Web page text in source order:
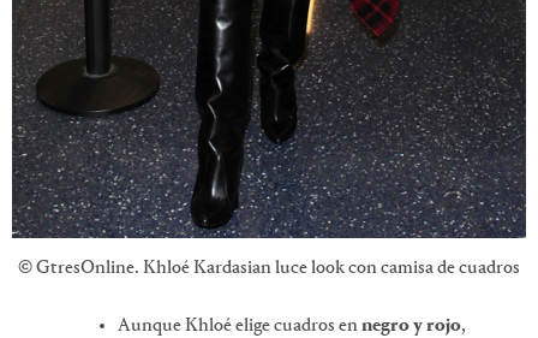
© GtresOnline. Khloé Kardasian luce look con camisa de cuadros
Aunque Khloé elige cuadros ennegro y rojo,